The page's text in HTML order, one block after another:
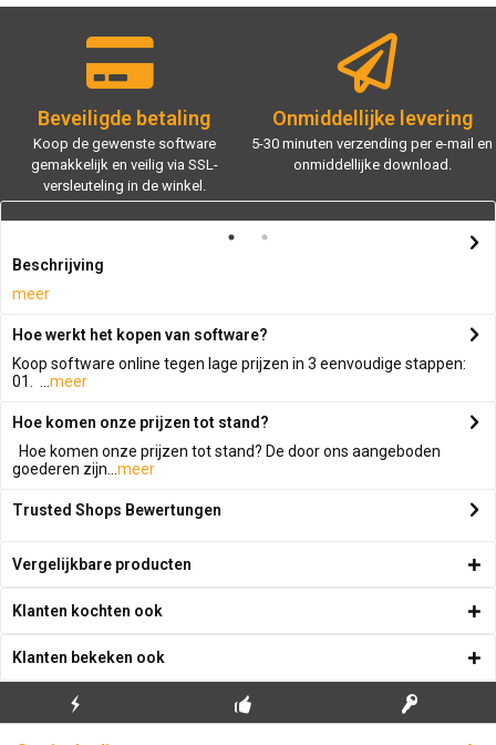
Beveiligde betaling
Koop de gewenste software
gemakkelijk en veilig via SSL-
versleuteling in de winkel.
Onmiddellijke levering
5-30 minuten verzending per e-mail en
onmiddellijke download.
Beschrijving
meer
Hoe werkt het kopen van software?
Koop software online tegen lage prijzen in 3 eenvoudige stappen:
01. ... meer
Hoe komen onze prijzen tot stand?
Hoe komen onze prijzen tot stand? De door ons aangeboden
goederen zijn... meer
Trusted Shops Bewertungen
Vergelijkbare producten
Klanten kochten ook
Klanten bekeken ook